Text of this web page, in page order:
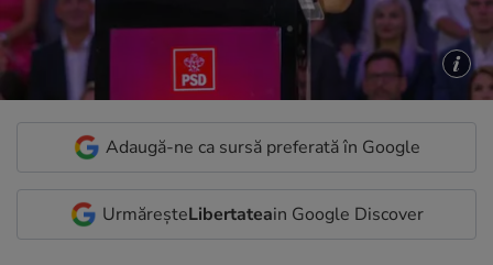
Adaugă-ne ca sursă preferată în Google
UrmăreșteLibertateain Google Discover